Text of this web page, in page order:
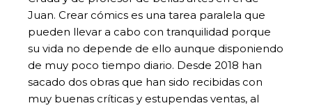
Juan. Crear cómics es una tarea paralela que
pueden llevar a cabo con tranquilidad porque
su vida no depende de ello aunque disponiendo
de muy poco tiempo diario. Desde 2018 han
sacado dos obras que han sido recibidas con
muy buenas críticas y estupendas ventas, al